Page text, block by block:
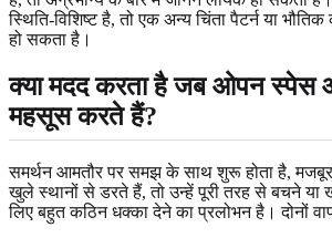
स्थिति-विशिष्ट है, तो एक अन्य चिंता पैटर्न या
हो सकता है।
क्या मदद करता है जब ओपन स्पेस
महसूस करते हैं?
समर्थन आमतौर पर समझ के साथ शुरू होता है, मजबूर
खुले स्थानों से डरते हैं, तो उन्हें पूरी तरह से बचने या
लिए बहुत कठिन धक्का देने का प्रलोभन है। दोनों